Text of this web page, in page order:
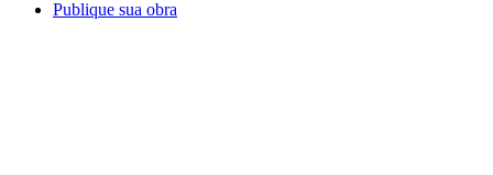
Publique sua obra